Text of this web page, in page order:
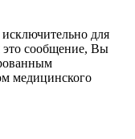
для
это сообщение, Вы
медицинского